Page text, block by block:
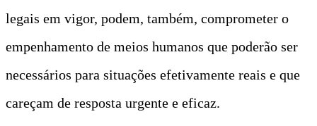
legais em vigor, podem, também, comprometer o
empenhamento de meios humanos que poderão ser
necessários para situações efetivamente reais e que
careçam de resposta urgente e eficaz.